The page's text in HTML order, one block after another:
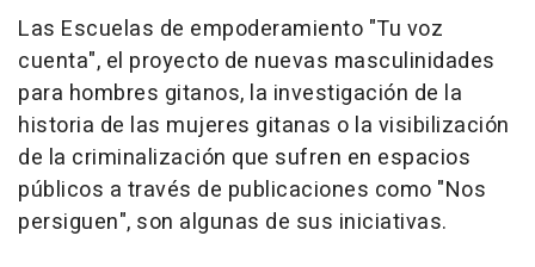
Las Escuelas de empoderamiento "Tu voz
cuenta", el proyecto de nuevas masculinidades
para hombres gitanos, la investigación de la
historia de las mujeres gitanas o la visibilización
de la criminalización que sufren en espacios
públicos a través de publicaciones como "Nos
persiguen", son algunas de sus iniciativas.